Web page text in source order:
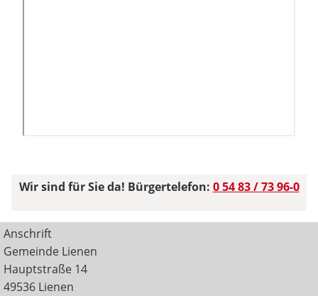
Wir sind für Sie da! Bürgertelefon: 0 54 83 / 73 96-0
Anschrift
Gemeinde Lienen
Hauptstraße 14
49536 Lienen